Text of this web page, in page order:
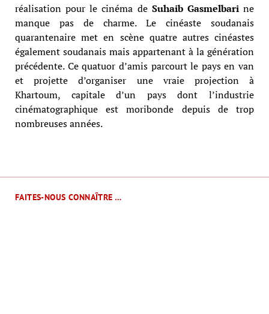
FAITES-NOUS CONNAÎTRE …
réalisation pour le cinéma de Suhaib Gasmelbarine
manque pas de charme. Le cinéaste soudanais
quarantenaire met en scène quatre autres cinéastes
également soudanais mais appartenant à la génération
précédente. Ce quatuor d’amis parcourt le pays en van
et projette d’organiser une vraie projection à
Khartoum, capitale d’un pays dont l’industrie
cinématographique est moribonde depuis de trop
nombreuses années.